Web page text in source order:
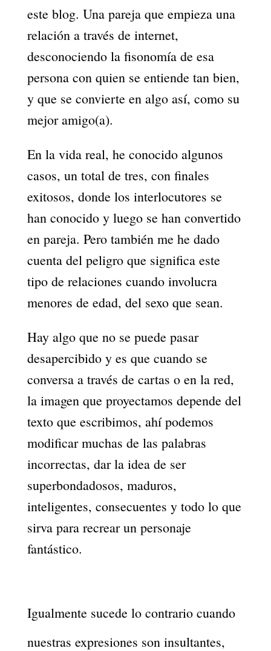
este blog. Una pareja que empieza una
relación a través de internet,
desconociendo la fisonomía de esa
persona con quien se entiende tan bien,
y que se convierte en algo así, como su
mejor amigo(a).
En la vida real, he conocido algunos
casos, un total de tres, con finales
exitosos, donde los interlocutores se
han conocido y luego se han convertido
en pareja. Pero también me he dado
cuenta del peligro que significa este
tipo de relaciones cuando involucra
menores de edad, del sexo que sean.
Hay algo que no se puede pasar
desapercibido y es que cuando se
conversa a través de cartas o en la red,
la imagen que proyectamos depende del
texto que escribimos, ahí podemos
modificar muchas de las palabras
incorrectas, dar la idea de ser
superbondadosos, maduros,
inteligentes, consecuentes y todo lo que
sirva para recrear un personaje
fantástico.
Igualmente sucede lo contrario cuando
nuestras expresiones son insultantes,